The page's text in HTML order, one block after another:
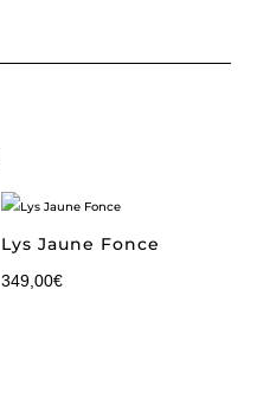
Lys Jaune Fonce
349,00€